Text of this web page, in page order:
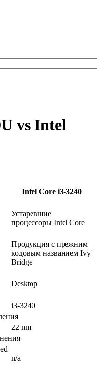
vs Intel
Intel Core i3-3240
Устаревшие
процессоры Intel Core
Продукция с прежним
кодовым названием Ivy
Bridge
Desktop
i3-3240
22 nm
n/a